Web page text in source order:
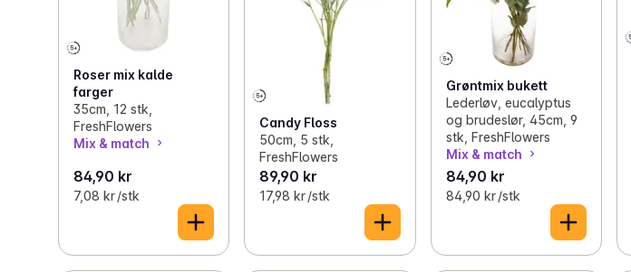
Roser mix kalde
farger
35cm, 12 stk,
FreshFlowers
Mix & match
84,90 kr
7,08 kr /stk
Candy Floss
50cm, 5 stk,
FreshFlowers
89,90 kr
17,98 kr /stk
Grøntmix bukett
Lederløv, eucalyptus
og brudeslør, 45cm, 9
stk, FreshFlowers
Mix & match
84,90 kr
84,90 kr /stk